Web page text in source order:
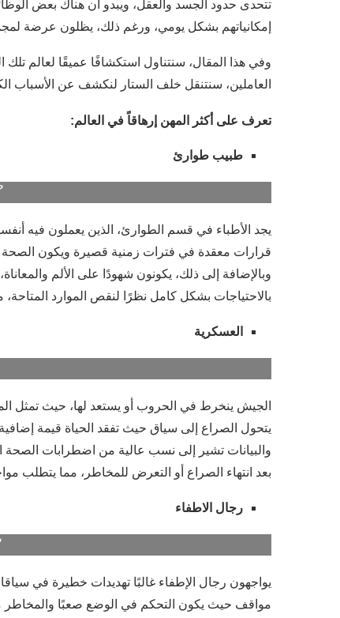
تتحدى حدود الجسد والعقل، ويبدو أن هناك بعض
إمكانياتهم بشكل يومي، ورغم ذلك، يظلون عرضة
وفي هذا المقال، سنتناول استكشافًا عميقًا لعالم
العاملين، سنتنقل خلف الستار لنكشف عن الأسباب
تعرف على أكثر المهن إرهاقاً في العالم:
طبيب طوارئ
يجد الأطباء في قسم الطوارئ، الذين يعملون فيه
قرارات معقدة في فترات زمنية قصيرة ويكون الصحة
وبالإضافة إلى ذلك، يكونون شهودًا على الألم
بالاحتياجات بشكل كامل نظرًا لنقص الموارد
العسكرية
الجيش ينخرط في الحروب أو يستعد لها، حيث تمثل
يتحول الصراع إلى سياق حيث تفقد الحياة قيمة
والبيانات تشير إلى نسب عالية من اضطرابات الصحة
بعد انتهاء الصراع أو التعرض للمخاطر، مما يتطلب
رجال الاطفاء
يواجهون رجال الإطفاء غالبًا تهديدات خطيرة في
مواقف حيث يكون التحكم في الوضع صعبًا والمخاطر